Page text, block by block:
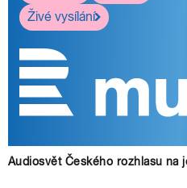
Živé vysílání
Audiosvět Českého rozhlasu na